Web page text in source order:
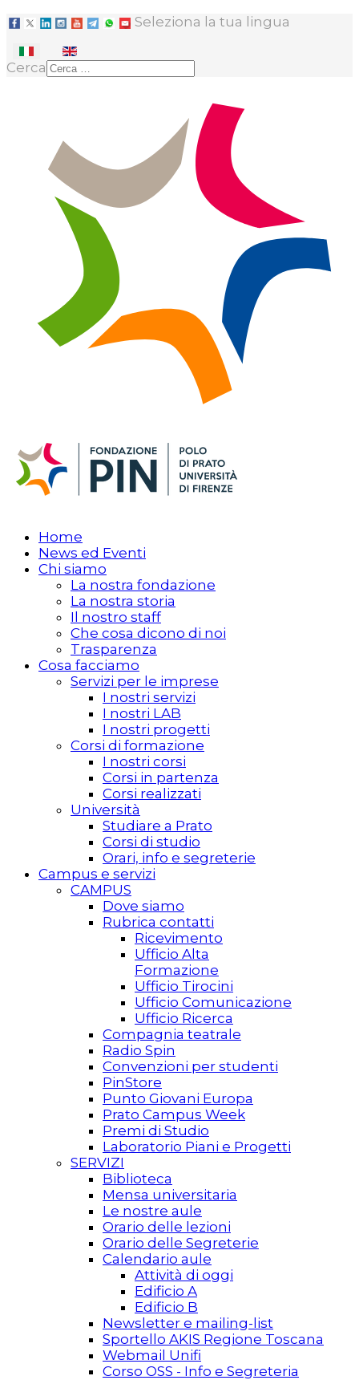
Seleziona la tua lingua
Cerca
Home
News ed Eventi
Chi siamo
La nostra fondazione
La nostra storia
Il nostro staff
Che cosa dicono di noi
Trasparenza
Cosa facciamo
Servizi per le imprese
I nostri servizi
I nostri LAB
I nostri progetti
Corsi di formazione
I nostri corsi
Corsi in partenza
Corsi realizzati
Università
Studiare a Prato
Corsi di studio
Orari, info e segreterie
Campus e servizi
CAMPUS
Dove siamo
Rubrica contatti
Ricevimento
Ufficio Alta
Formazione
Ufficio Tirocini
Ufficio Comunicazione
Ufficio Ricerca
Compagnia teatrale
Radio Spin
Convenzioni per studenti
PinStore
Punto Giovani Europa
Prato Campus Week
Premi di Studio
Laboratorio Piani e Progetti
SERVIZI
Biblioteca
Mensa universitaria
Le nostre aule
Orario delle lezioni
Orario delle Segreterie
Calendario aule
Attività di oggi
Edificio A
Edificio B
Newsletter e mailing-list
Sportello AKIS Regione Toscana
Webmail Unifi
Corso OSS - Info e Segreteria